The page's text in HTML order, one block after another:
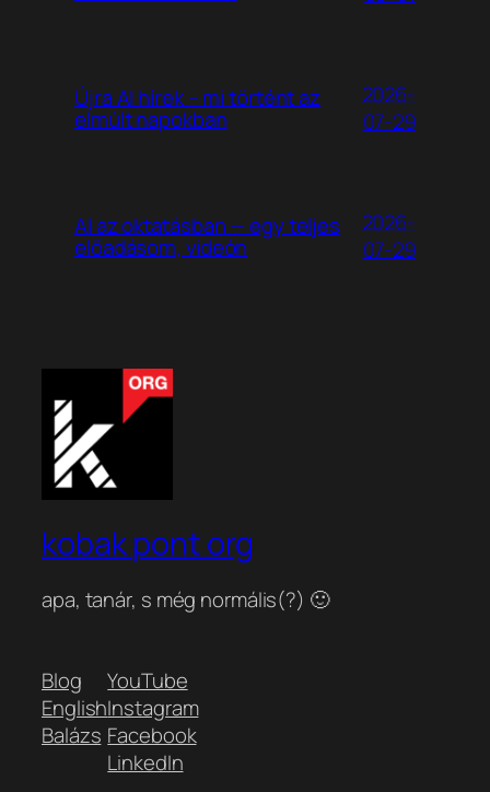
Újra AI hírek – mi történt az
elmúlt napokban
2026-
07-29
AI az oktatásban — egy teljes
előadásom, videón
2026-
07-29
kobak pont org
apa, tanár, s még normális(?) 🙂
Blog
English
Balázs
YouTube
Instagram
Facebook
LinkedIn